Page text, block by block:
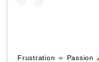
Frustration ＝ Passion